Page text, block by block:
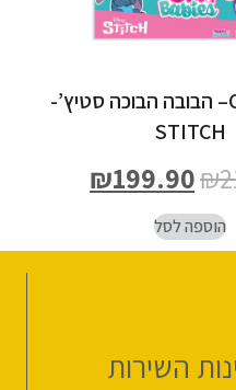
Cry Babies– הבובה הבוכה סטיץ’-
STITCH
₪
₪199.90
הוספה לסל
השירות